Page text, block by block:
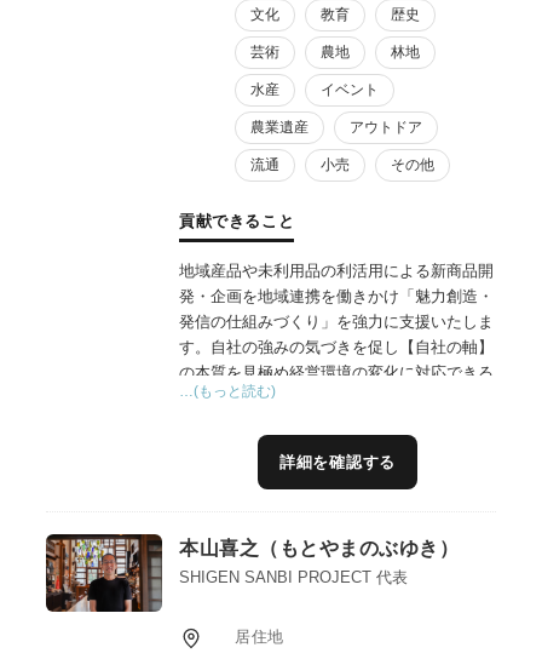
文化 教育 歴史
芸術 農地 林地
水産 イベント
農業遺産 アウトドア
流通 小売 その他
貢献できること
地域産品や未利用品の利活用による新商品開
発・企画を地域連携を働きかけ「魅力創造・
発信の仕組みづくり」を強力に支援いたしま
す。自社の強みの気づきを促し【自社の軸】
の本質を見極め経営環境の変化に対応できる
ブレない食の高付加価値化を目指します。
…(もっと読む)
詳細を確認する
本山喜之（もとやまのぶゆき）
SHIGEN SANBI PROJECT 代表
居住地